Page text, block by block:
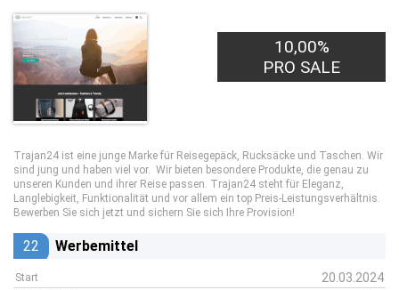
10,00%
PRO SALE
Trajan24 ist eine junge Marke für Reisegepäck, Rucksäcke und Taschen. Wir
sind jung und haben viel vor. Wir bieten besondere Produkte, die genau zu
unseren Kunden und ihrer Reise passen. Trajan24 steht für Eleganz,
Langlebigkeit, Funktionalität und vor allem ein top Preis-Leistungsverhältnis.
Bewerben Sie sich jetzt und sichern Sie sich Ihre Provision!
22 Werbemittel
Start 20.03.2024